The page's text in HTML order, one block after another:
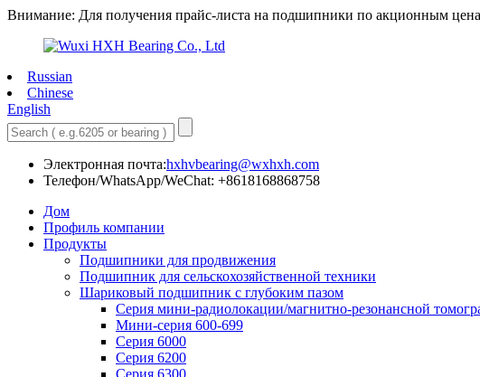
Внимание: Для получения прайс-листа на подшипники по акционным
Russian
Chinese
English
Электронная почта:hxhvbearing@wxhxh.com
Телефон/WhatsApp/WeChat: +8618168868758
Дом
Профиль компании
Продукты
Подшипники для продвижения
Подшипник для сельскохозяйственной техники
Шариковый подшипник с глубоким пазом
Серия мини-радиолокации/магнитно-резонансной
Мини-серия 600-699
Серия 6000
Серия 6200
Серия 6300